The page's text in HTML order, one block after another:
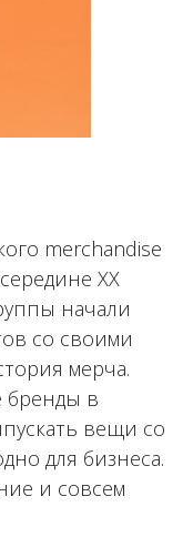
merchandise
ХХ
начали
со своими
мерча.
бренды в
вещи со
для бизнеса.
и совсем